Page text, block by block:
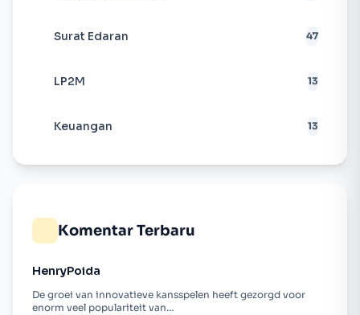
Surat Edaran 47
LP2M 13
Keuangan 13
Komentar Terbaru
HenryPoida
De groei van innovatieve kansspelen heeft gezorgd voor
enorm veel populariteit van…